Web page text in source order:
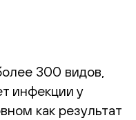
300 видов,
инфекции у
как результат